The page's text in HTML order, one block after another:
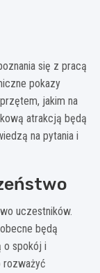
się z pracą
pokazy
jakim na
atrakcją będą
na pytania i
uczestników.
będą
o spokój i
rozważyć